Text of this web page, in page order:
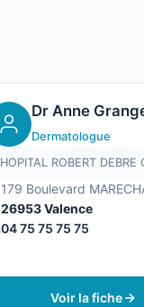
Dr Anne
Dermatologue
179 Boulevard
26953 Valence
04 75 75 75 75
Voir la fiche